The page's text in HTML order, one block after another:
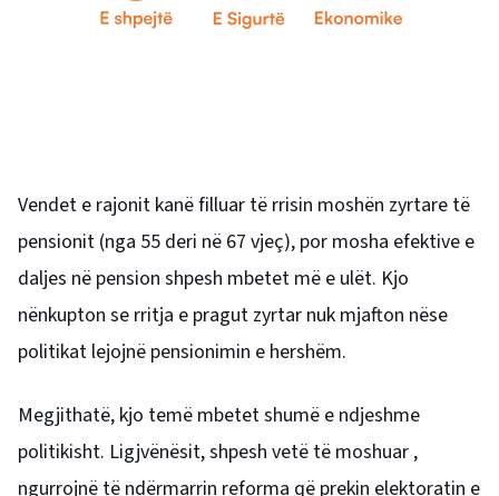
Vendet e rajonit kanë filluar të rrisin moshën zyrtare të
pensionit (nga 55 deri në 67 vjeç), por mosha efektive e
daljes në pension shpesh mbetet më e ulët. Kjo
nënkupton se rritja e pragut zyrtar nuk mjafton nëse
politikat lejojnë pensionimin e hershëm.
Megjithatë, kjo temë mbetet shumë e ndjeshme
politikisht. Ligjvënësit, shpesh vetë të moshuar ,
ngurrojnë të ndërmarrin reforma që prekin elektoratin e